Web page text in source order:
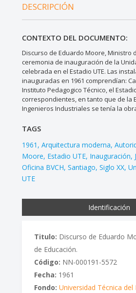
DESCRIPCIÓN
CONTEXTO DEL DOCUMENTO:
Discurso de Eduardo Moore, Ministro
ceremonia de inauguración de la
celebrada en el Estadio UTE. Las
inauguradas en 1961 comprendían:
Instituto Pedagogico Técnico, el
correspondientes, en tanto que de la
Ingenieros Industriales se tenía la
TAGS
1961 Arquitectura moderna
Moore Estadio UTE Inauguración
Oficina BVCH Santiago Siglo XX
UTE
Identificación
Titulo: Discurso de Eduardo
de Educación.
Código: NN-000191-5572
Fecha: 1961
Fondo: Universidad Técnica del